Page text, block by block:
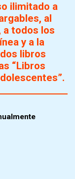
ilimitado a
al
a todos los
y a la
libros
“Libros